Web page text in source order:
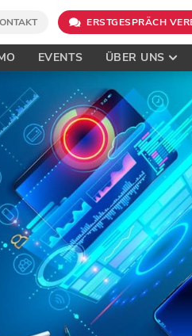
ERSTGESPRÄCH
EVENTS ÜBER UNS